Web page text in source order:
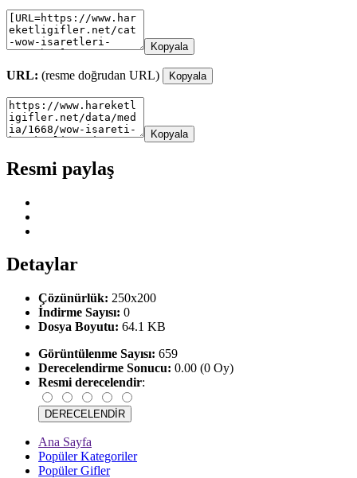
Kopyala
URL: (resme doğrudan URL) Kopyala
Kopyala
Resmi paylaş
Detaylar
Çözünürlük: 250x200
İndirme Sayısı: 0
Dosya Boyutu: 64.1 KB
Görüntülenme Sayısı: 659
Derecelendirme Sonucu: 0.00 (0 Oy)
Resmi derecelendir:
Ana Sayfa
Popüler Kategoriler
Popüler Gifler